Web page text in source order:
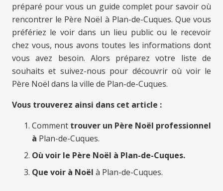
préparé pour vous un guide complet pour savoir où
rencontrer le Père Noël à Plan-de-Cuques. Que vous
préfériez le voir dans un lieu public ou le recevoir
chez vous, nous avons toutes les informations dont
vous avez besoin. Alors préparez votre liste de
souhaits et suivez-nous pour découvrir où voir le
Père Noël dans la ville de Plan-de-Cuques.
Vous trouverez ainsi dans cet article :
Comment trouver un Père Noël professionnel
à Plan-de-Cuques.
Où voir le Père Noël à Plan-de-Cuques.
Que voir à Noël à Plan-de-Cuques.